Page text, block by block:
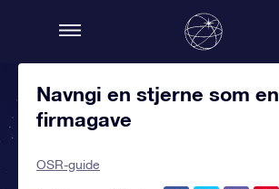
Navngi en stjerne som en
firmagave
OSR-guide